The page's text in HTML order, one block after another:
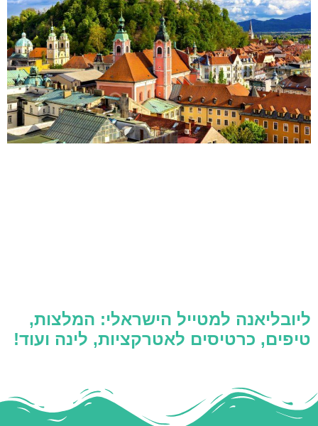
ליובליאנה למטייל הישראלי: המלצות,
טיפים, כרטיסים לאטרקציות, לינה ועוד!